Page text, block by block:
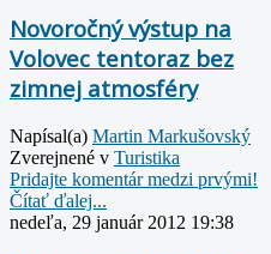
Novoročný výstup na
Volovec tentoraz bez
zimnej atmosféry
Napísal(a) Martin Markušovský
Zverejnené v Turistika
Pridajte komentár medzi prvými!
Čítať ďalej...
nedeľa, 29 január 2012 19:38